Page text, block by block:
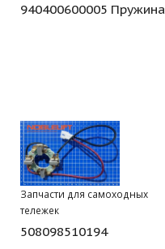
940400600005 Пружина
Запчасти для самоходных
тележек
508098510194